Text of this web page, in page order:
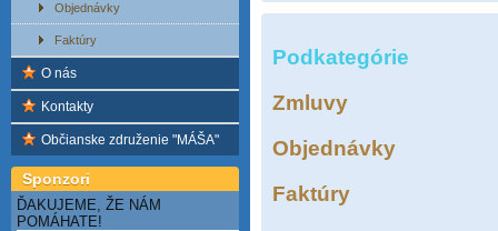
Objednávky
Faktúry
O nás
Kontakty
Občianske združenie "MÁŠA"
Sponzori
ĎAKUJEME, ŽE NÁM
POMÁHATE!
Podkategórie
Zmluvy
Objednávky
Faktúry